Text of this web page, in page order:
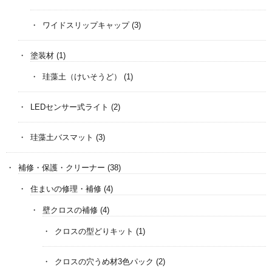
ワイドスリップキャップ(3)
塗装材 (1)
珪藻土（けいそうど） (1)
LEDセンサー式ライト (2)
珪藻土バスマット (3)
補修・保護・クリーナー (38)
住まいの修理・補修 (4)
壁クロスの補修 (4)
クロスの型どりキット (1)
クロスの穴うめ材3色パック (2)